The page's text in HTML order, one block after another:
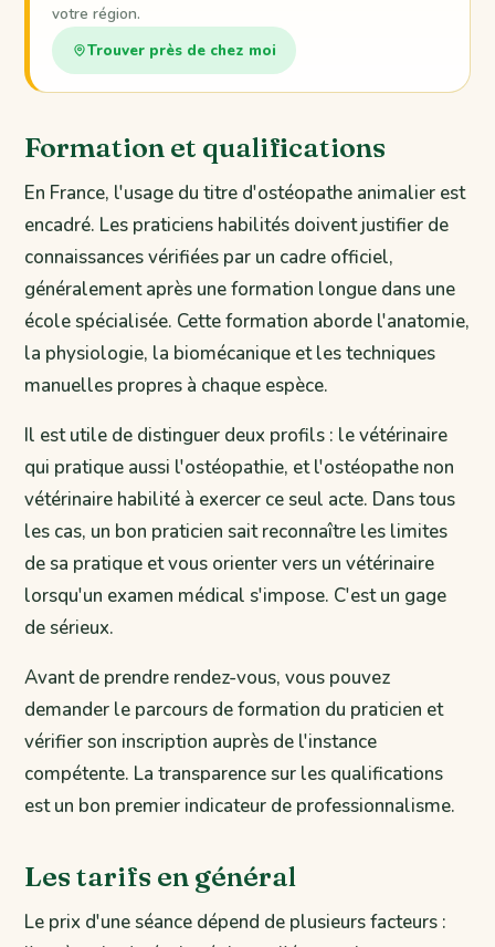
votre région.
Trouver près de chez moi
Formation et qualifications
En France, l'usage du titre d'ostéopathe animalier est
encadré. Les praticiens habilités doivent justifier de
connaissances vérifiées par un cadre officiel,
généralement après une formation longue dans une
école spécialisée. Cette formation aborde l'anatomie,
la physiologie, la biomécanique et les techniques
manuelles propres à chaque espèce.
Il est utile de distinguer deux profils : le vétérinaire
qui pratique aussi l'ostéopathie, et l'ostéopathe non
vétérinaire habilité à exercer ce seul acte. Dans tous
les cas, un bon praticien sait reconnaître les limites
de sa pratique et vous orienter vers un vétérinaire
lorsqu'un examen médical s'impose. C'est un gage
de sérieux.
Avant de prendre rendez-vous, vous pouvez
demander le parcours de formation du praticien et
vérifier son inscription auprès de l'instance
compétente. La transparence sur les qualifications
est un bon premier indicateur de professionnalisme.
Les tarifs en général
Le prix d'une séance dépend de plusieurs facteurs :